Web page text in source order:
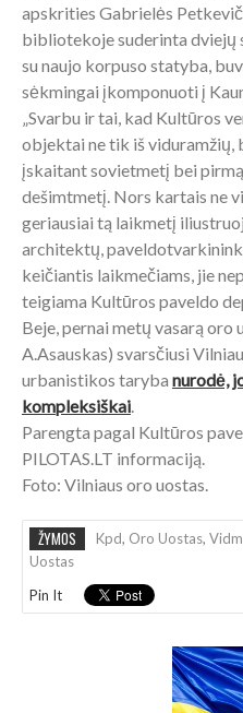
apskrities Gabrielės
bibliotekoje suderinta dviejų
su naujo korpuso statyba,
sėkmingai įkomponuoti į
„Svarbu ir tai, kad Kultūros
objektai ne tik iš viduramžių,
įskaitant sovietmetį bei
dešimtmetį. Nors kartais ne
geriausiai tą laikmetį
architektų,
keičiantis laikmečiams, jie
teigiama Kultūros paveldo
Beje, pernai metų vasarą
A.Asauskas) svarsčiusi
urbanistikos taryba nurodė,
kompleksiškai.
Parengta pagal Kultūros
PILOTAS.LT informaciją.
Foto: Vilniaus oro uostas.
ŽYMOS Kpd, Oro Uostas,
Uostas
Pin It